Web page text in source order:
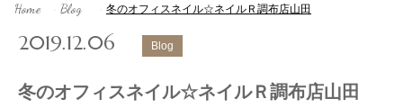
Home > Blog > 冬のオフィスネイル☆ネイルＲ調布店山田
2019.12.06 Blog
冬のオフィスネイル☆ネイルＲ調布店山田